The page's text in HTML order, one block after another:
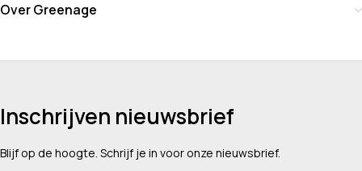
Over Greenage
Inschrijven nieuwsbrief
Blijf op de hoogte. Schrijf je in voor onze nieuwsbrief.